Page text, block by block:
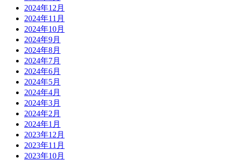
2024年12月
2024年11月
2024年10月
2024年9月
2024年8月
2024年7月
2024年6月
2024年5月
2024年4月
2024年3月
2024年2月
2024年1月
2023年12月
2023年11月
2023年10月